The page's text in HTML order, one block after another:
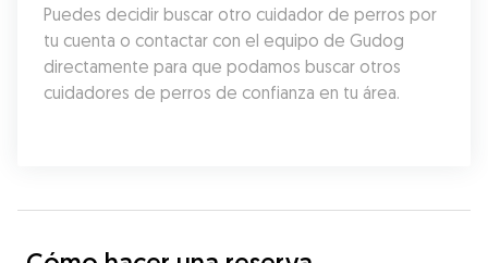
Puedes decidir buscar otro cuidador de perros por
tu cuenta o contactar con el equipo de Gudog
directamente para que podamos buscar otros
cuidadores de perros de confianza en tu área.